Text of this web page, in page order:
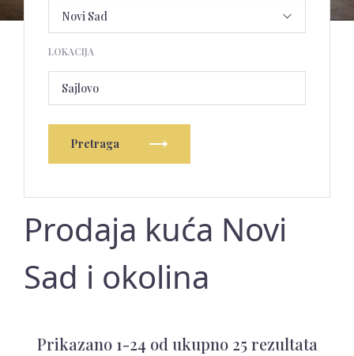
LOKACIJA
Sajlovo
Pretraga
Prodaja kuća Novi
Sad i okolina
Prikazano 1-24 od ukupno 25 rezultata